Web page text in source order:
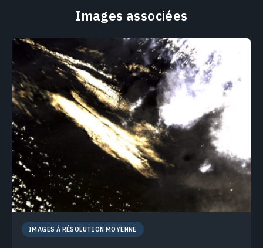
Images associées
IMAGES À RÉSOLUTION MOYENNE